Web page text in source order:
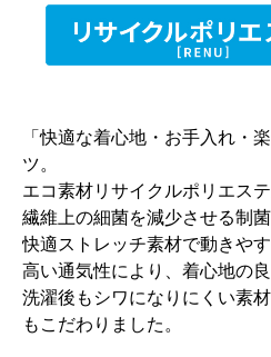
「快適な着心地・お手入れ・
ツ。
エコ素材リサイクルポリエス
繊維上の細菌を減少させる制
快適ストレッチ素材で動きや
高い通気性により、着心地の良
洗濯後もシワになりにくい素
もこだわりました。